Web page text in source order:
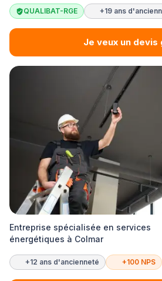
QUALIBAT-RGE +19 ans
Je veux un devis
Entreprise spécialisée en services
énergétiques à Colmar
+12 ans d'ancienneté +100 NPS